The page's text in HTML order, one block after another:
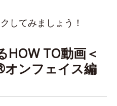
してみましょう！
HOW TO動画＜
ンフェイス編